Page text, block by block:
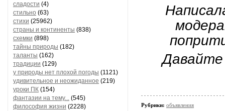
сладости (4)
стильно (63)
стихи (25962)
страны и континенты (838)
схемки (898)
тайны природы (182)
таланты (162)
традиции (129)
у природы нет плохой погоды (1121)
удивительное и неожиданное (219)
уроки ПК (154)
фантазии на тему... (545)
философия жизни (2228)
Давайте
Рубрики: объявления